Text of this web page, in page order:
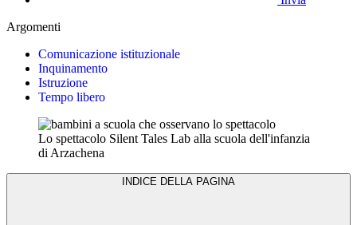
Argomenti
Comunicazione istituzionale
Inquinamento
Istruzione
Tempo libero
Lo spettacolo Silent Tales Lab alla scuola dell'infanzia
di Arzachena